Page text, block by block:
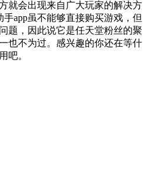
就会出现来自广大玩家的解决方
app虽不能够直接购买游戏，但
题，因此说它是任天堂粉丝的聚
也不为过。感兴趣的你还在等什
吧。